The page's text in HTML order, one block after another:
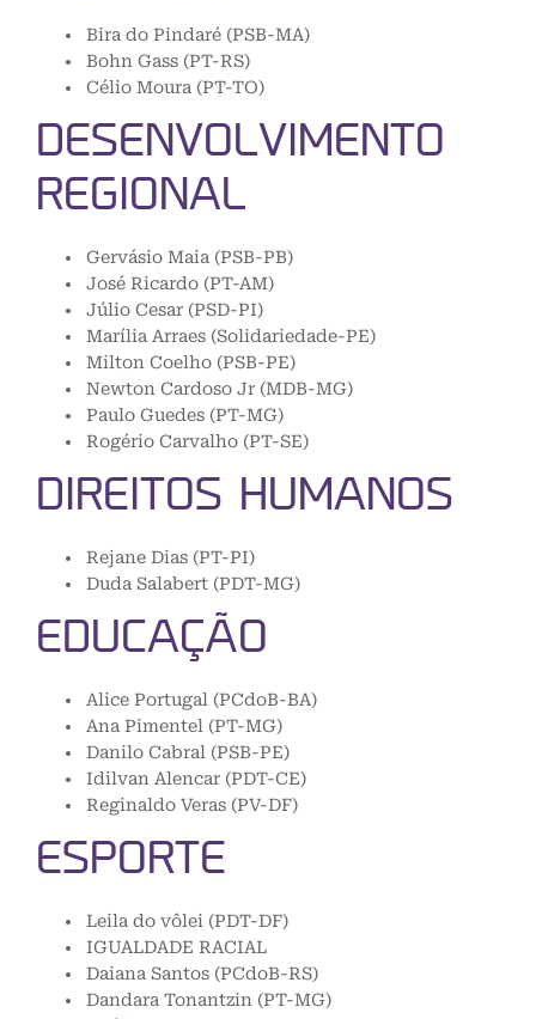
Bira do Pindaré (PSB-MA)
Bohn Gass (PT-RS)
Célio Moura (PT-TO)
DESENVOLVIMENTO
REGIONAL
Gervásio Maia (PSB-PB)
José Ricardo (PT-AM)
Júlio Cesar (PSD-PI)
Marília Arraes (Solidariedade-PE)
Milton Coelho (PSB-PE)
Newton Cardoso Jr (MDB-MG)
Paulo Guedes (PT-MG)
Rogério Carvalho (PT-SE)
DIREITOS HUMANOS
Rejane Dias (PT-PI)
Duda Salabert (PDT-MG)
EDUCAÇÃO
Alice Portugal (PCdoB-BA)
Ana Pimentel (PT-MG)
Danilo Cabral (PSB-PE)
Idilvan Alencar (PDT-CE)
Reginaldo Veras (PV-DF)
ESPORTE
Leila do vôlei (PDT-DF)
IGUALDADE RACIAL
Daiana Santos (PCdoB-RS)
Dandara Tonantzin (PT-MG)